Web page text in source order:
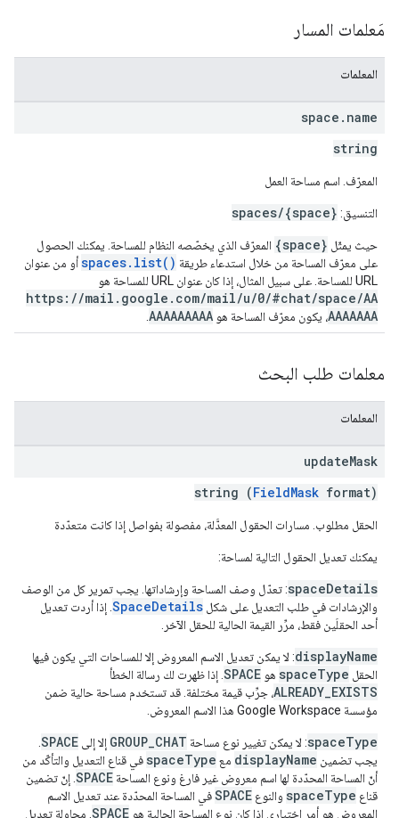
مَعلمات المسار
المعلمات
space . name
string
المعرّف. اسم مساحة العمل
التنسيق: spaces/{space}
حيث يمثّل {space} المعرّف الذي يخصّصه النظام للمساحة. يمكنك الحصول
على معرّف المساحة من خلال استدعاء طريقة spaces.list()أو من عنوان
URL للمساحة. على سبيل المثال، إذا كان عنوان URL للمساحة هو
https://mail.google.com/mail/u/0/#chat/space/AA
AAAAAAA، يكون معرّف المساحة هو AAAAAAAAA
معلمات طلب البحث
المعلمات
updateMask
string (FieldMask format)
الحقل مطلوب. مسارات الحقول المعدَّلة، مفصولة بفواصل إذا كانت متعدّدة
يمكنك تعديل الحقول التالية لمساحة:
spaceDetails: تعدّل وصف المساحة وإرشاداتها. يجب تمرير كل من الوصف
والإرشادات في طلب التعديل على شكل SpaceDetails . إذا أردت تعديل
أحد الحقلَين فقط، مرِّر القيمة الحالية للحقل الآخر.
displayName: لا يمكن تعديل الاسم المعروض إلا للمساحات التي يكون فيها
الحقل spaceType هو SPACE . إذا ظهرت لك رسالة الخطأ
ALREADY_EXISTS، جرِّب قيمة مختلفة. قد تستخدم مساحة حالية ضمن
مؤسسة Google Workspace هذا الاسم المعروض.
spaceType: لا يمكن تغيير نوع مساحة GROUP_CHAT إلا إلى SPACE
يجب تضمين displayName مع spaceType في قناع التعديل والتأكّد من
أنّ المساحة المحدّدة لها اسم معروض غير فارغ ونوع المساحة SPACE . إنّ تضمين
قناع spaceType والنوع SPACEفي المساحة المحدّدة عند تعديل الاسم
المعروض هو أمر اختياري إذا كان نوع المساحة الحالية هو SPACE . محاولة تعديل